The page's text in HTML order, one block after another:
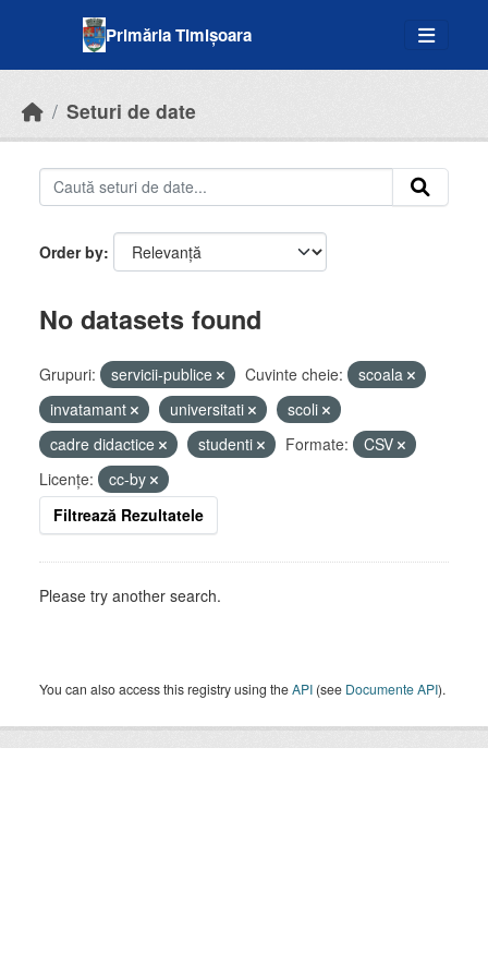
Primăria Timișoara
Seturi de date
Order by
No datasets found
Grupuri: servicii-publice Cuvinte cheie:
scoala
invatamant
universitati
scoli
cadre didactice
studenti Formate:
CSV
Licenţe:
cc-by
Filtrează Rezultatele
Please try another search.
You can also access this registry using theAPI (see Documente API).